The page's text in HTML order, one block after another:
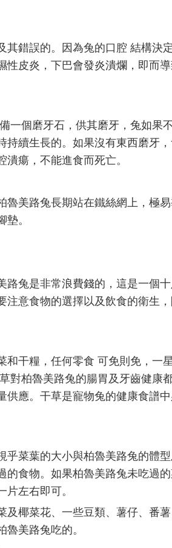
錯誤的。因為兔的口腔 結構決
皮炎，下巴會發炎潰爛，即而導
一個磨牙石，供其磨牙，兔如果
持續生長的。如果沒有東西磨牙
瘍，不能進食而死亡。
魯美路兔長期站在鐵絲網上，極
。
路兔是非常浪費錢的，這是一個
注意食物的選擇以及飲食的衛生
和干糧，任何零食 可免則免，一
對柏魯美路兔的腸胃及牙齒健康
供應。干草是寵物兔的健康食譜
乎菜葉的大小與柏魯美路兔的體
的食物。如果柏魯美路兔未吃過
左右即可。
及椰菜花、一些豆類、薯仔、番
美路兔吃的。